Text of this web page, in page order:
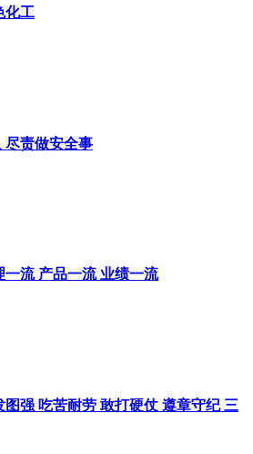
化工
尽责做安全事
流 产品一流 业绩一流
强 吃苦耐劳 敢打硬仗 遵章守纪 三